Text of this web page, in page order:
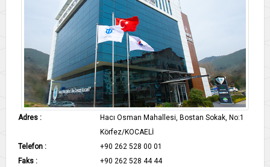
Adres :
Hacı Osman Mahallesi, Bostan Sokak, No:1
Körfez/KOCAELİ
Telefon :
+90 262 528 00 01
Faks :
+90 262 528 44 44